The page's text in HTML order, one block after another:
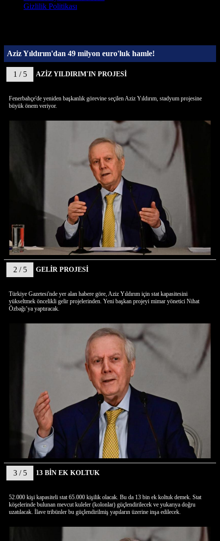
Gizlilik Politikası
Aziz Yıldırım'dan 49 milyon euro'luk hamle!
1 / 5 AZİZ YILDIRIM'IN PROJESİ
Fenerbahçe'de yeniden başkanlık görevine seçilen Aziz Yıldırım, stadyum projesine
büyük önem veriyor.
2 / 5 GELİR PROJESİ
Türkiye Gazetesi'nde yer alan habere göre, Aziz Yıldırım için stat kapasitesini
yükseltmek öncelikli gelir projelerinden. Yeni başkan projeyi mimar yönetici Nihat
Özbağı’ya yaptıracak.
3 / 5 13 BİN EK KOLTUK
52.000 kişi kapasiteli stat 65.000 kişilik olacak. Bu da 13 bin ek koltuk demek. Stat
köşelerinde bulunan mevcut kuleler (kolonlar) güçlendirilecek ve yukarıya doğru
uzatılacak. İlave tribünler bu güçlendirilmiş yapıların üzerine inşa edilecek.